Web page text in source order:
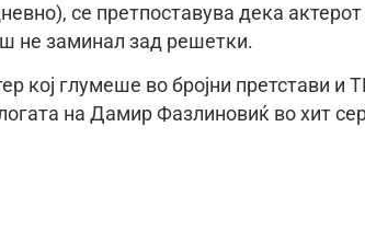
се претпоставува дека
не заминал зад решетки.
кој глумеше во бројни претстави и
на Дамир Фазлиновиќ во хит